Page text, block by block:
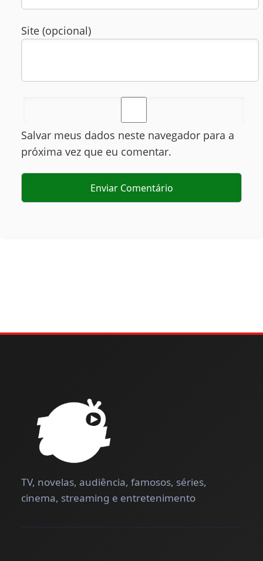
Site (opcional)
Salvar meus dados neste navegador para a
próxima vez que eu comentar.
TV, novelas, audiência, famosos, séries,
cinema, streaming e entretenimento